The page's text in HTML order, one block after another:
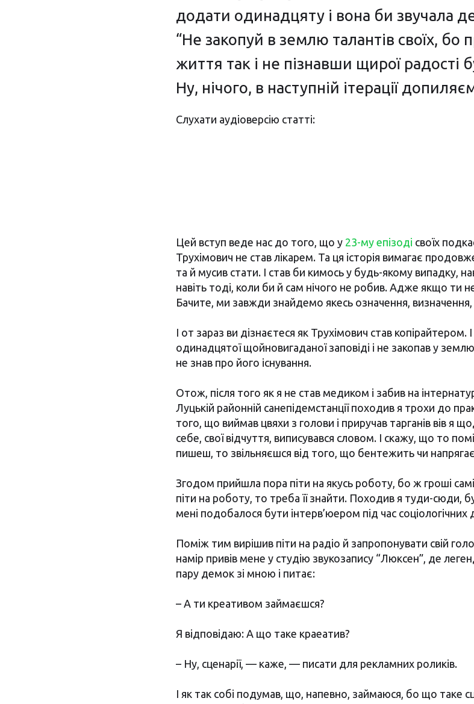
додати одинадцяту і вона би звучала
“Не закопуй в землю талантів своїх,
життя так і не пізнавши щирої радості
Ну, нічого, в наступній ітерації
Слухати аудіоверсію статті:
Цей вступ веде нас до того, що у 23-му епізоді своїх
Трухімович не став лікарем. Та ця історія вимагає
та й мусив стати. І став би кимось у будь-якому випадку,
навіть тоді, коли би й сам нічого не робив. Адже якщо ти
Бачите, ми завжди знайдемо якесь означення,
І от зараз ви дізнаєтеся як Трухімович став
одинадцятої щойновигаданої заповіді і не закопав у
не знав про його існування.
Отож, після того як я не став медиком і забив на
Луцькій районній санепідемстанції походив я трохи до
того, що виймав цвяхи з голови і приручав тарганів вів я
себе, свої відчуття, виписувався словом. І скажу, що то
пишеш, то звільняєшся від того, що бентежить чи
Згодом прийшла пора піти на якусь роботу, бо ж гроші
піти на роботу, то треба її знайти. Походив я туди-сюди,
мені подобалося бути інтерв’юером під час соціологічних
Поміж тим вирішив піти на радіо й запропонувати свій
намір привів мене у студію звукозапису “Люксен”, де
пару демок зі мною і питає:
– А ти креативом займаєшся?
Я відповідаю: А що таке краеатив?
– Ну, сценарії, — каже, — писати для рекламних роликів.
І як так собі подумав, що, напевно, займаюся, бо що таке